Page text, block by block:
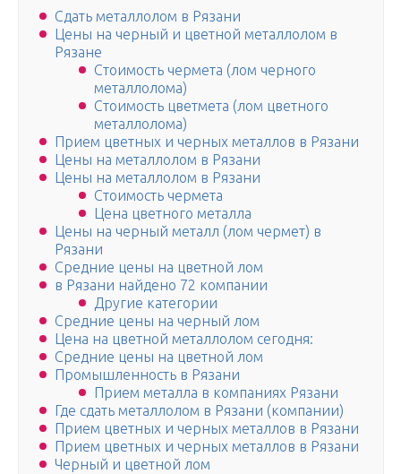
Сдать металлолом в Рязани
Цены на черный и цветной металлолом в
Рязане
Стоимость чермета (лом черного
металлолома)
Стоимость цветмета (лом цветного
металлолома)
Прием цветных и черных металлов в Рязани
Цены на металлолом в Рязани
Цены на металлолом в Рязани
Стоимость чермета
Цена цветного металла
Цены на черный металл (лом чермет) в
Рязани
Средние цены на цветной лом
в Рязани найдено 72 компании
Другие категории
Средние цены на черный лом
Цена на цветной металлолом сегодня:
Средние цены на цветной лом
Промышленность в Рязани
Прием металла в компаниях Рязани
Где сдать металлолом в Рязани (компании)
Прием цветных и черных металлов в Рязани
Прием цветных и черных металлов в Рязани
Черный и цветной лом